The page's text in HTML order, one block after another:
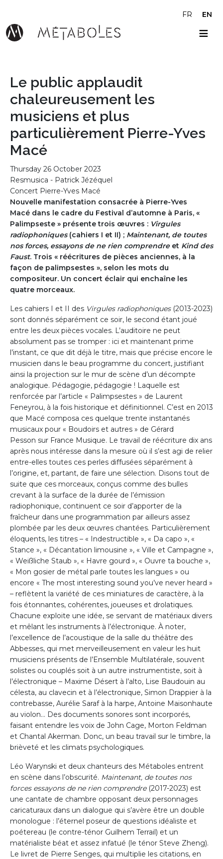
EN
FR
Le public applaudit
chaleureusement les
musiciens et plus
particulièrement Pierre-Yves
Macé
Thursday 26 October 2023
Resmusica - Patrick Jézéquel
Concert Pierre-Yves Macé
Nouvelle manifestation consacrée à Pierre-Yves
Macé dans le cadre du Festival d’automne à Paris, «
Palimpseste » présente trois œuvres : Virgules
radiophoniques(cahiers I et II) ; Maintenant, de toutes
nos forces, essayons de ne rien comprendre et Kind des
Faust. Trois « réécritures de pièces anciennes, à la
façon de palimpsestes », selon les mots du
compositeur. Un concert éclair qui enchaîne les
quatre morceaux.
Les cahiers I et II des Virgules radiophoniques(2013-2023)
sont donnés séparément ce soir, le second étant joué
entre les deux pièces vocales. L’auditoire ne peut
absolument pas se tromper : ici et maintenant prime
l’instant, ce que dit déjà le titre, mais que précise encore le
musicien dans le beau programme du concert, justifiant
ainsi la projection sur le mur de scène d’un décompte
analogique. Pédagogie, pédagogie ! Laquelle est
renforcée par l’article « Palimpsestes » de Laurent
Feneyrou, à la fois historique et définitionnel. C’est en 2013
que Macé composa ces quelque trente instantanés
musicaux pour « Boudoirs et autres » de Gérard
Pesson sur France Musique. Le travail de réécriture dix ans
après nous intéresse dans la mesure où il s’est agi de relier
entre-elles toutes ces perles diffusées séparément à
l’origine, et, partant, de faire une sélection. Disons tout de
suite que ces morceaux, conçus comme des bulles
crevant à la surface de la durée de l’émission
radiophonique, continuent ce soir d’apporter de la
fraîcheur dans une programmation par ailleurs assez
plombée par les deux œuvres chantées. Particulièrement
éloquents, les titres – « Indestructible », « Da capo », «
Stance », « Décantation limousine », « Ville et Campagne »,
« Weißliche Staub », « Havre gourd », « Ouvre ta bouche »,
« Mon gosier de métal parle toutes les langues » ou
encore « The most interesting sound you’ve never heard »
– reflètent la variété de ces miniatures de caractère, à la
fois étonnantes, cohérentes, joueuses et drolatiques.
Chacune exploite une idée, se servant de matériaux divers
et mêlant les instruments à l’électronique. À noter,
l’excellence de l’acoustique de la salle du théâtre des
Abbesses, qui met merveilleusement en valeur les huit
musiciens présents de l’Ensemble Multilatérale, souvent
solistes ou couplés soit à un autre instrumentiste, soit à
l’électronique – Maxime Désert à l’alto, Lise Baudouin au
célesta, au clavecin et à l’électronique, Simon Drappier à la
contrebasse, Aurélie Saraf à la harpe, Antoine Maisonhaute
au violon… Des documents sonores sont incorporés,
faisant entendre les voix de John Cage, Morton Feldman
et Chantal Akerman. Donc, un beau travail sur le timbre, la
brièveté et les climats psychologiques.
Léo Warynski et deux chanteurs des Métaboles entrent
en scène dans l’obscurité. Maintenant, de toutes nos
forces essayons de ne rien comprendre(2017-2023) est
une cantate de chambre opposant deux personnages
caricaturaux dans un dialogue qui s’avère être un double
monologue : l’éternel poseur de questions idéaliste et
poétereau (le contre-ténor Guilhem Terrail) et un
matérialiste béat et assez infatué (le ténor Steve Zheng).
Le livret de Pierre Senges, qui multiplie les citations, en